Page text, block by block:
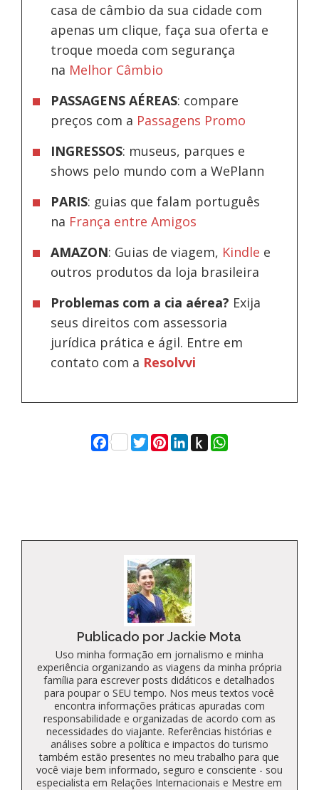
casa de câmbio da sua cidade com
apenas um clique, faça sua oferta e
troque moeda com segurança
na Melhor Câmbio
PASSAGENS AÉREAS: compare
preços com a Passagens Promo
INGRESSOS: museus, parques e
shows pelo mundo com a WePlann
PARIS: guias que falam português
na França entre Amigos
AMAZON: Guias de viagem, Kindle e
outros produtos da loja brasileira
Problemas com a cia aérea? Exija
seus direitos com assessoria
jurídica prática e ágil. Entre em
contato com a Resolvvi
Facebook
Twitter
Pinterest
LinkedIn
Push
to
WhatsApp
Publicado por Jackie Mota
Uso minha formação em jornalismo e minha
experiência organizando as viagens da minha própria
família para escrever posts didáticos e detalhados
para poupar o SEU tempo. Nos meus textos você
encontra informações práticas apuradas com
responsabilidade e organizadas de acordo com as
necessidades do viajante. Referências histórias e
análises sobre a política e impactos do turismo
também estão presentes no meu trabalho para que
você viaje bem informado, seguro e consciente - sou
especialista em Relações Internacionais e Mestre em